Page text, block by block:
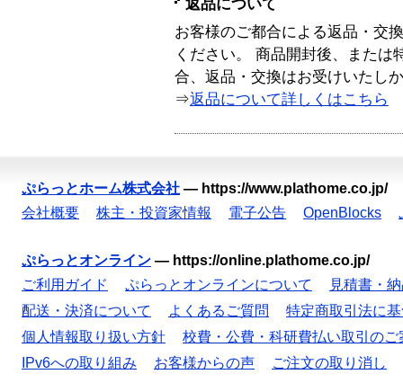
返品について
お客様のご都合による返品・交
ください。 商品開封後、または
合、返品・交換はお受けいたし
⇒返品について詳しくはこちら
ぷらっとホーム株式会社 — https://www.plathome.co.jp/
会社概要
株主・投資家情報 電子公告 OpenBlocks
ぷらっとオンライン — https://online.plathome.co.jp/
ご利用ガイド
ぷらっとオンラインについて
見積書・
配送・決済について
よくあるご質問
特定商取引法に
個人情報取り扱い方針
校費・公費・科研費払い取引のご
IPv6への取り組み
お客様からの声 ご注文の取り消し